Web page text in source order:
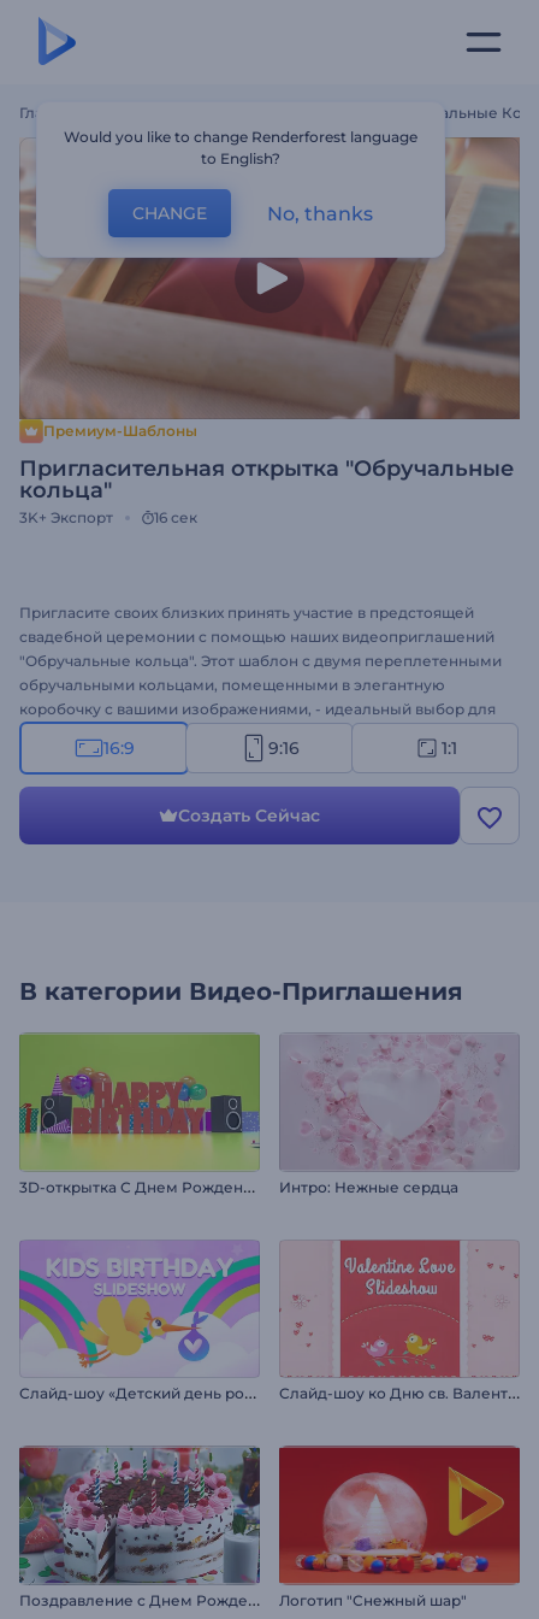
Главная Пригласительная Открытка "Обручальные
Премиум-Шаблоны
Пригласительная открытка "Обручальные
кольца"
3K+ Экспорт 16 сек
Пригласите своих близких принять участие в предстоящей
свадебной церемонии с помощью наших видеоприглашений
"Обручальные кольца". Этот шаблон с двумя переплетенными
обручальными кольцами, помещенными в элегантную
коробочку с вашими изображениями, - идеальный выбор для
объявления о предстоящем знаменательном дне. Сделайте
это приглашение уникальным, добавив свои имена, дату
соответствующие тематике вашей свадьбы. Не забудьте также
дополнить видео фоновым музыкальным треком или
16:9 9:16 1:1
Создать Сейчас
В категории Видео-Приглашения
3
D-открытка С Днем Рождения Интро: Нежные сердца
С
лайд-шоу «Детский день рождения» С
лайд-шоу ко Дню св. Валентина
П
оздравление с Днем Рождения Логотип "Снежный шар"
Would you like to change Renderforest language
to English?
CHANGE No, thanks